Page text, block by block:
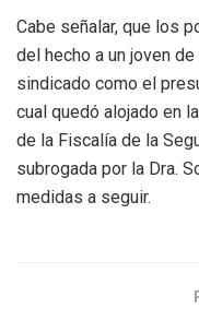
Cabe señalar, que los
del hecho a un joven
sindicado como el
cual quedó alojado en
de la Fiscalía de la
subrogada por la Dra.
medidas a seguir.